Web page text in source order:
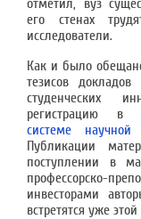
отметил, вуз
его стенах
исследователи.
Как и было
тезисов докладов
студенческих
регистрацию в
системе научной
Публикации
поступлении в
профессорско-
инвесторами
встретятся уже